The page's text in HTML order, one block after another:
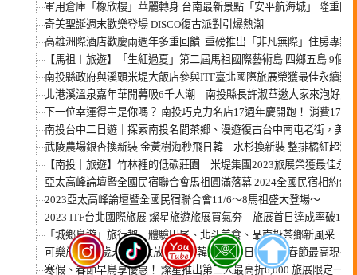
軍用倉庫「橡欣樓」華麗轉身 台南最新景點「安平航海城」 隆重開
奇美聖誕週末歡樂登場 DISCO復古派對引爆熱潮
高雄洲際酒店歡慶兩週年多重回饋 重磅推出「非凡無際」住房專
【馬祖︱旅遊】「生紅過夏」第二屆馬祖國際藝術島 四鄉五島 9個
南投縣政府與溪頭米堤大飯店參與ITF臺北國際旅展榮獲最佳永續獎
北港溪溫泉嘉年華開幕吸6千人潮 南投縣長許淑華邀大家來泡好湯
下一位幸運得主是你嗎？ 南投巧克力名店17週年慶開跑！ 消費
南投台中二日遊｜探索南投名間茶鄉、漫遊復古台中南屯老街，美
武陵農場銀杏換新裝 金黃樹海秒飛日韓 水杉換新裝 整排橘紅超浪
【南投｜旅遊】竹林裡的低碳莊園 米堤集團2023旅展榮獲最佳永
亞太高峰論壇暨全國民宿聯合會馬祖圓滿落幕 2024全國民宿相約台
2023亞太高峰論壇暨全國民宿聯合會11/6～8馬祖盛大登場～
2023 ITF台北國際旅展 燦星旅遊旅展買氣夯 旅展首日達成率破
「城鄉島遊」旅行趣 體驗田尾、北斗美食、品南投茶鄉新風采
可樂旅遊ITF歲末年終大放送！ 韓國賞雪5日免萬元 春節最高現折
寒假、春節早鳥享優惠！ 燦星推出第二人最高折6,000